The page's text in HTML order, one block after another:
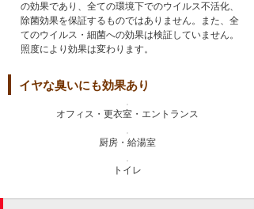
の効果であり、全ての環境下でのウイルス不活化、
除菌効果を保証するものではありません。また、全
てのウイルス・細菌への効果は検証していません。
照度により効果は変わります。
イヤな臭いにも効果あり
オフィス・更衣室・エントランス
厨房・給湯室
トイレ